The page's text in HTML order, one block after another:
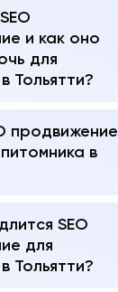
и как оно
для
Тольятти?
продвижение
в
SEO
для
Тольятти?